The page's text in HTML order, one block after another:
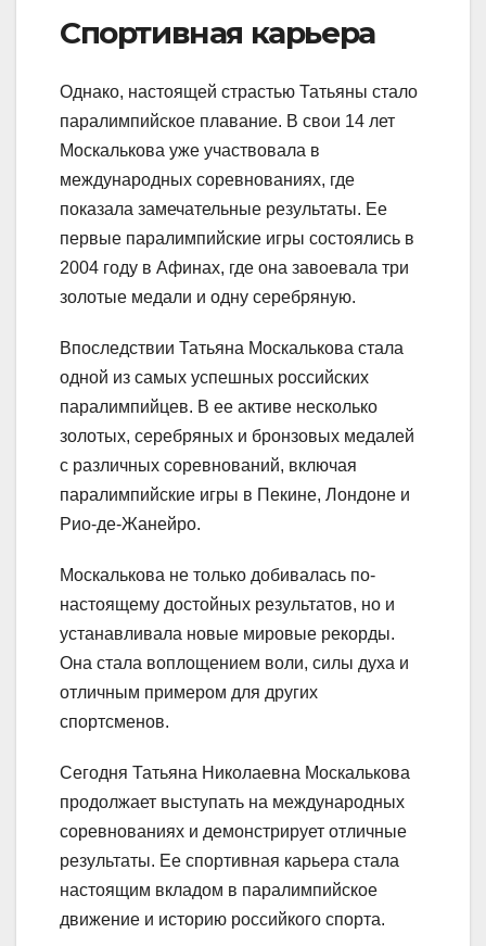
Спортивная карьера
Однако, настоящей страстью Татьяны стало
паралимпийское плавание. В свои 14 лет
Москалькова уже участвовала в
международных соревнованиях, где
показала замечательные результаты. Ее
первые паралимпийские игры состоялись в
2004 году в Афинах, где она завоевала три
золотые медали и одну серебряную.
Впоследствии Татьяна Москалькова стала
одной из самых успешных российских
паралимпийцев. В ее активе несколько
золотых, серебряных и бронзовых медалей
с различных соревнований, включая
паралимпийские игры в Пекине, Лондоне и
Рио-де-Жанейро.
Москалькова не только добивалась по-
настоящему достойных результатов, но и
устанавливала новые мировые рекорды.
Она стала воплощением воли, силы духа и
отличным примером для других
спортсменов.
Сегодня Татьяна Николаевна Москалькова
продолжает выступать на международных
соревнованиях и демонстрирует отличные
результаты. Ее спортивная карьера стала
настоящим вкладом в паралимпийское
движение и историю российкого спорта.